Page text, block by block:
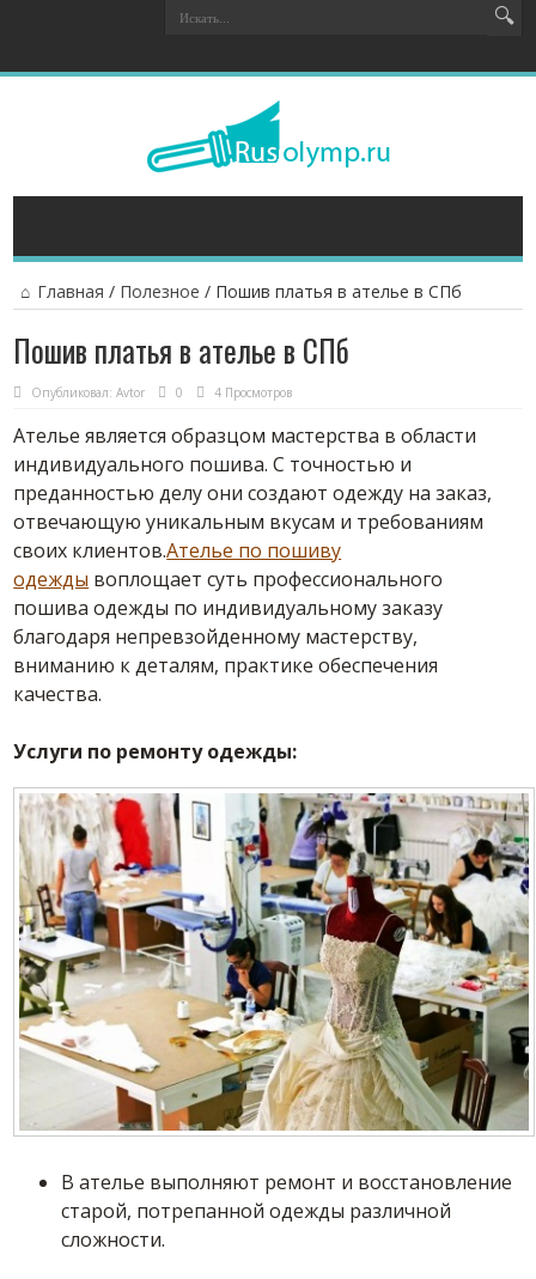
Главная / Полезное / Пошив платья в ателье в СПб
Пошив платья в ателье в СПб
Опубликовал:Avtor 0 4 Просмотров
Ателье является образцом мастерства в области
индивидуального пошива. С точностью и
преданностью делу они создают одежду на заказ,
отвечающую уникальным вкусам и требованиям
своих клиентов.Ателье по пошиву
одежды воплощает суть профессионального
пошива одежды по индивидуальному заказу
благодаря непревзойденному мастерству,
вниманию к деталям, практике обеспечения
качества.
Услуги по ремонту одежды:
В ателье выполняют ремонт и восстановление
старой, потрепанной одежды различной
сложности.